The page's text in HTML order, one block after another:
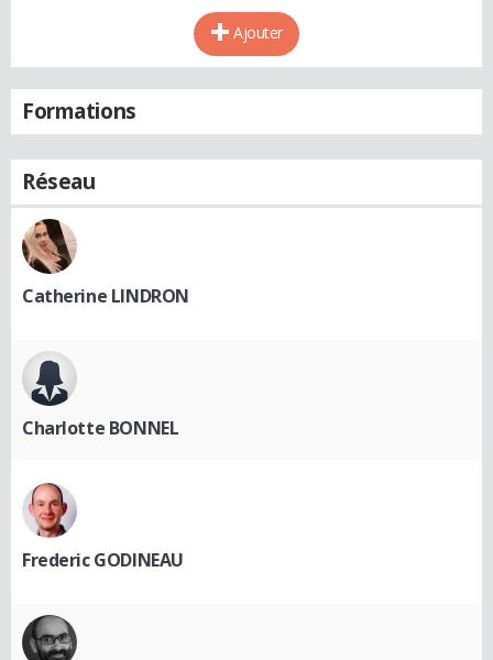
Ajouter
Formations
Réseau
Catherine LINDRON
Charlotte BONNEL
Frederic GODINEAU